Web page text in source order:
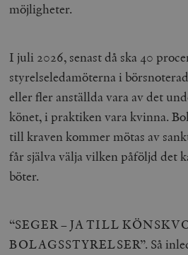
möjligheter.
I juli 2026, senast då ska 40
styrelseledamöterna i
eller fler anställda vara av det
könet, i praktiken vara kvinna.
till kraven kommer mötas av
får själva välja vilken påföljd det
böter.
“SEGER – JA TILL
BOLAGSSTYRELSER”. Så